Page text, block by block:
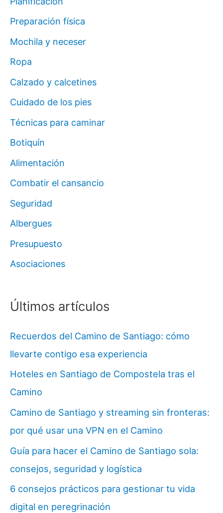
Preparación física
Mochila y neceser
Ropa
Calzado y calcetines
Cuidado de los pies
Técnicas para caminar
Botiquín
Alimentación
Combatir el cansancio
Seguridad
Albergues
Presupuesto
Asociaciones
Últimos artículos
Recuerdos del Camino de Santiago: cómo
llevarte contigo esa experiencia
Hoteles en Santiago de Compostela tras el
Camino
Camino de Santiago y streaming sin fronteras:
por qué usar una VPN en el Camino
Guía para hacer el Camino de Santiago sola:
consejos, seguridad y logística
6 consejos prácticos para gestionar tu vida
digital en peregrinación